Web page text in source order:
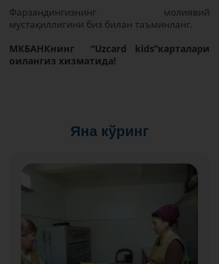
Фарзандингизнинг молиявий
мустақиллигини биз билан таъминланг.
МКБАНКнинг “Uzcard kids”карталари
оилангиз хизматида!
Яна кўринг